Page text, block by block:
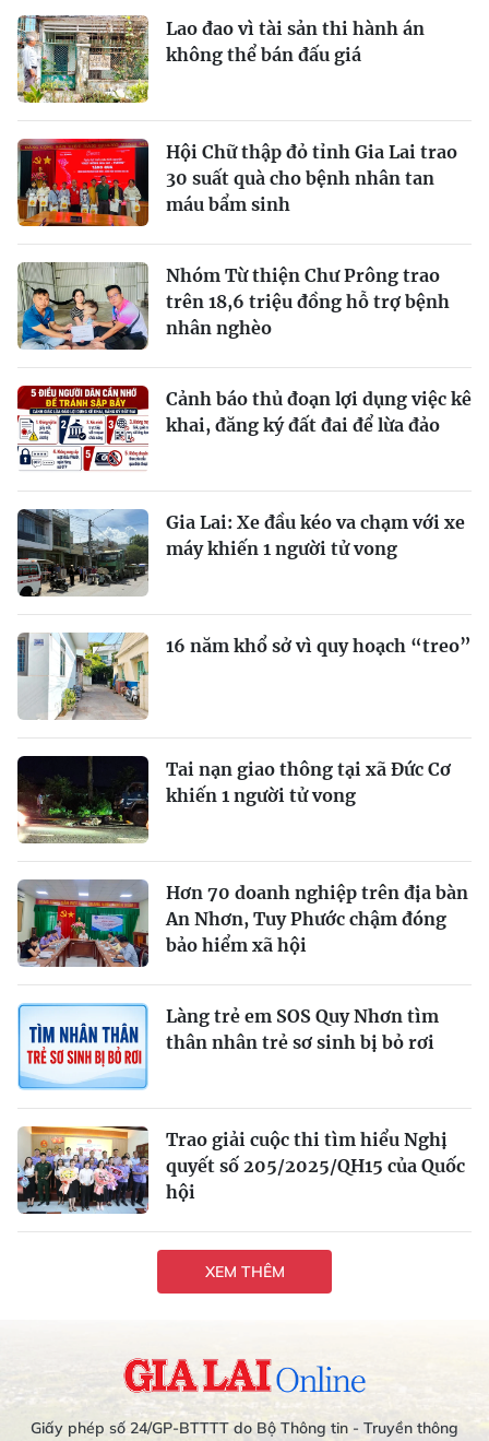
Lao đao vì tài sản thi hành án
không thể bán đấu giá
Hội Chữ thập đỏ tỉnh Gia Lai trao
30 suất quà cho bệnh nhân tan
máu bẩm sinh
Nhóm Từ thiện Chư Prông trao
trên 18,6 triệu đồng hỗ trợ bệnh
nhân nghèo
Cảnh báo thủ đoạn lợi dụng việc kê
khai, đăng ký đất đai để lừa đảo
Gia Lai: Xe đầu kéo va chạm với xe
máy khiến 1 người tử vong
16 năm khổ sở vì quy hoạch “treo”
Tai nạn giao thông tại xã Đức Cơ
khiến 1 người tử vong
Hơn 70 doanh nghiệp trên địa bàn
An Nhơn, Tuy Phước chậm đóng
bảo hiểm xã hội
Làng trẻ em SOS Quy Nhơn tìm
thân nhân trẻ sơ sinh bị bỏ rơi
Trao giải cuộc thi tìm hiểu Nghị
quyết số 205/2025/QH15 của Quốc
hội
XEM THÊM
Giấy phép số 24/GP-BTTTT do Bộ Thông tin - Truyền thông